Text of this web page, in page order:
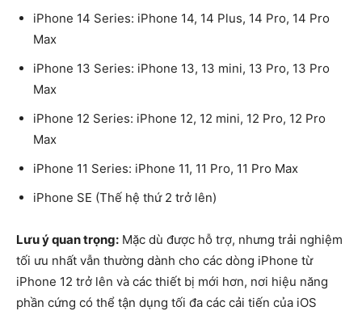
iPhone 14 Series: iPhone 14, 14 Plus, 14 Pro, 14 Pro
Max
iPhone 13 Series: iPhone 13, 13 mini, 13 Pro, 13 Pro
Max
iPhone 12 Series: iPhone 12, 12 mini, 12 Pro, 12 Pro
Max
iPhone 11 Series: iPhone 11, 11 Pro, 11 Pro Max
iPhone SE (Thế hệ thứ 2 trở lên)
Lưu ý quan trọng: Mặc dù được hỗ trợ, nhưng trải nghiệm
tối ưu nhất vẫn thường dành cho các dòng iPhone từ
iPhone 12 trở lên và các thiết bị mới hơn, nơi hiệu năng
phần cứng có thể tận dụng tối đa các cải tiến của iOS